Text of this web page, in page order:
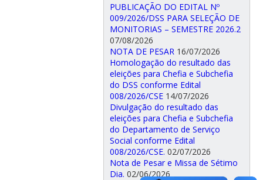
PUBLICAÇÃO DO EDITAL Nº
009/2026/DSS PARA SELEÇÃO DE
MONITORIAS – SEMESTRE 2026.2
07/08/2026
NOTA DE PESAR 16/07/2026
Homologação do resultado das
eleições para Chefia e Subchefia
do DSS conforme Edital
008/2026/CSE 14/07/2026
Divulgação do resultado das
eleições para Chefia e Subchefia
do Departamento de Serviço
Social conforme Edital
008/2026/CSE. 02/07/2026
Nota de Pesar e Missa de Sétimo
Dia. 02/06/2026